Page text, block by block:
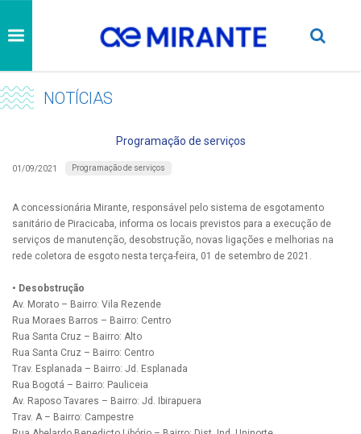
NOTÍCIAS
Programação de serviços
01/09/2021 Programação de serviços
A concessionária Mirante, responsável pelo sistema de esgotamento
sanitário de Piracicaba, informa os locais previstos para a execução de
serviços de manutenção, desobstrução, novas ligações e melhorias na
rede coletora de esgoto nesta terça-feira, 01 de setembro de 2021.
• Desobstrução
Av. Morato – Bairro: Vila Rezende
Rua Moraes Barros – Bairro: Centro
Rua Santa Cruz – Bairro: Alto
Rua Santa Cruz – Bairro: Centro
Trav. Esplanada – Bairro: Jd. Esplanada
Rua Bogotá – Bairro: Pauliceia
Av. Raposo Tavares – Bairro: Jd. Ibirapuera
Trav. A – Bairro: Campestre